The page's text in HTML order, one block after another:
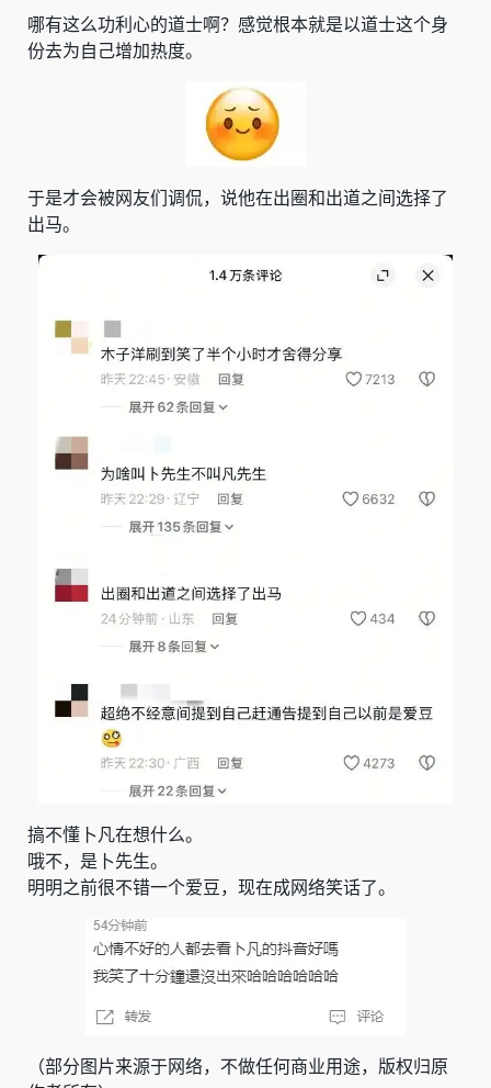
哪有这么功利心的道士啊？感觉根本就是以道士这个身
份去为自己增加热度。
于是才会被网友们调侃，说他在出圈和出道之间选择了
出马。
搞不懂卜凡在想什么。
哦不，是卜先生。
明明之前很不错一个爱豆，现在成网络笑话了。
（部分图片来源于网络，不做任何商业用途，版权归原